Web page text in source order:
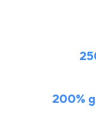
200%